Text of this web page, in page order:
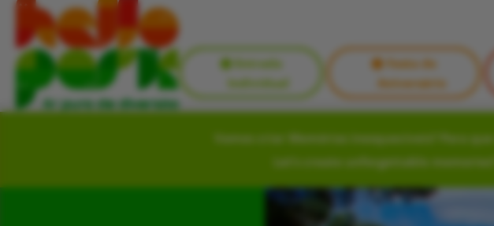
Entrada
Individual
Festa de
Aniversário
Vamos criar Memórias inesquecíveis? Para
Let’s create unforgettable